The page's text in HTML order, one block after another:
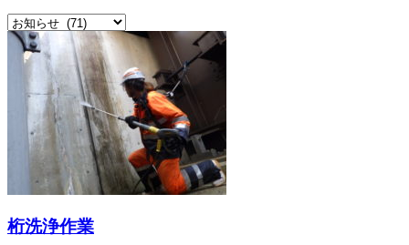
桁洗浄作業